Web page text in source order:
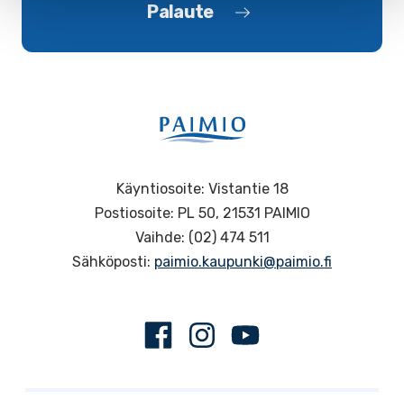
Palaute
Käyntiosoite: Vistantie 18
Postiosoite: PL 50, 21531 PAIMIO
Vaihde: (02) 474 511
Sähköposti: paimio.kaupunki@paimio.fi
FacebookInstagram